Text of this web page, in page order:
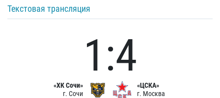
Текстовая трансляция
«ХК Сочи»
г. Сочи
1:4
«ЦСКА»
г. Москва